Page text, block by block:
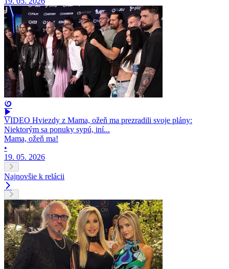
VIDEO Hviezdy z Mama, ožeň ma prezradili svoje plány:
Niektorým sa ponuky sypú, iní...
Mama, ožeň ma!
•
19. 05. 2026
Najnovšie k relácii